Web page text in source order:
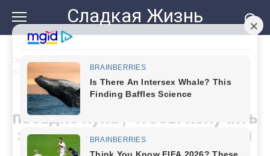
контенту
Сладкая Жизнь
получить здоровые крупные луковицы
Что я кладу в бороздки при
посадке лука , чтобы получить
здоровые крупные луковицы